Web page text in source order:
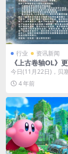
行业 资讯新闻
《上古卷轴OL》
线 将修复简中翻
今日(11月22日)，贝
布微博宣布《上古卷
新补丁将于1...
4 年前